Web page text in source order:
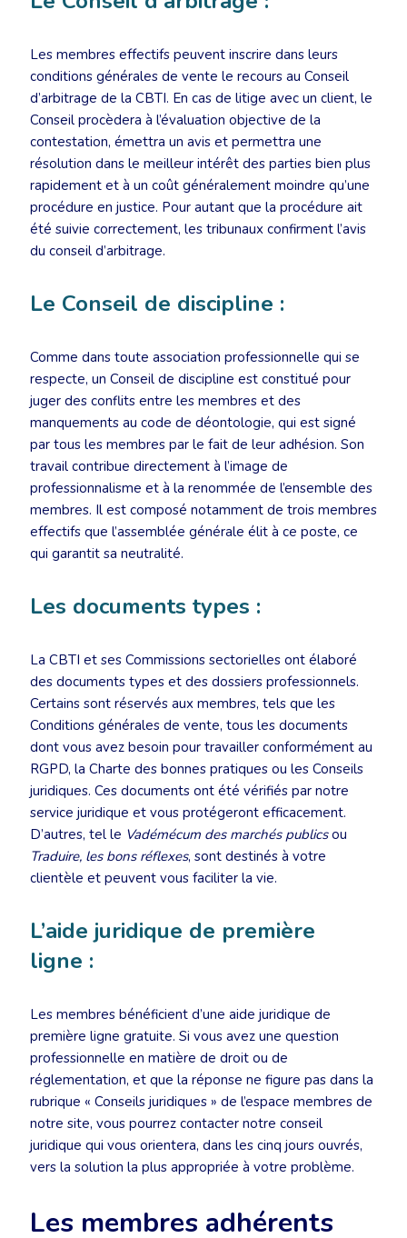
Les membres effectifs peuvent inscrire dans leurs
conditions générales de vente le recours au Conseil
d’arbitrage de la CBTI. En cas de litige avec un client, le
Conseil procèdera à l’évaluation objective de la
contestation, émettra un avis et permettra une
résolution dans le meilleur intérêt des parties bien plus
rapidement et à un coût généralement moindre qu’une
procédure en justice. Pour autant que la procédure ait
été suivie correctement, les tribunaux confirment l’avis
du conseil d’arbitrage.
Le Conseil de discipline :
Comme dans toute association professionnelle qui se
respecte, un Conseil de discipline est constitué pour
juger des conflits entre les membres et des
manquements au code de déontologie, qui est signé
par tous les membres par le fait de leur adhésion. Son
travail contribue directement à l’image de
professionnalisme et à la renommée de l’ensemble des
membres. Il est composé notamment de trois membres
effectifs que l’assemblée générale élit à ce poste, ce
qui garantit sa neutralité.
Les documents types :
La CBTI et ses Commissions sectorielles ont élaboré
des documents types et des dossiers professionnels.
Certains sont réservés aux membres, tels que les
Conditions générales de vente, tous les documents
dont vous avez besoin pour travailler conformément au
RGPD, la Charte des bonnes pratiques ou les Conseils
juridiques. Ces documents ont été vérifiés par notre
service juridique et vous protégeront efficacement.
D’autres, tel le Vadémécum des marchés publicsou
Traduire, les bons réflexes, sont destinés à votre
clientèle et peuvent vous faciliter la vie.
L’aide juridique de première
ligne :
Les membres bénéficient d’une aide juridique de
première ligne gratuite. Si vous avez une question
professionnelle en matière de droit ou de
réglementation, et que la réponse ne figure pas dans la
rubrique « Conseils juridiques » de l’espace membres de
notre site, vous pourrez contacter notre conseil
juridique qui vous orientera, dans les cinq jours ouvrés,
vers la solution la plus appropriée à votre problème.
Les membres adhérents